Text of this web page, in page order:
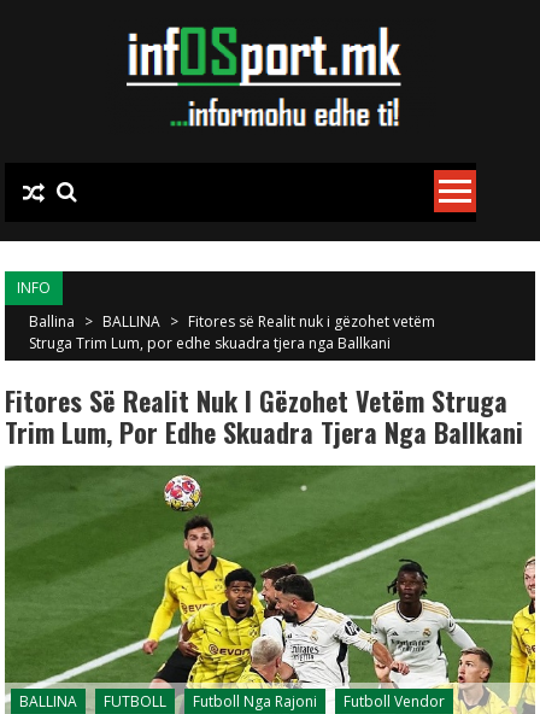
INFO
Ballina > BALLINA > Fitores së Realit nuk i gëzohet vetëm
Struga Trim Lum, por edhe skuadra tjera nga Ballkani
Fitores Së Realit Nuk I Gëzohet Vetëm Struga
Trim Lum, Por Edhe Skuadra Tjera Nga Ballkani
BALLINA FUTBOLL Futboll Nga Rajoni
Futboll Vendor